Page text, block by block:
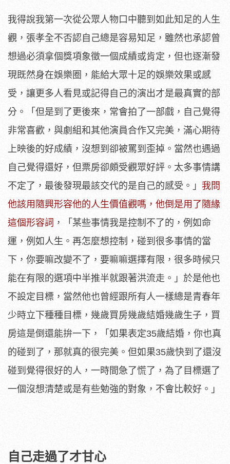
我得說我第一次從公眾人物口中聽到如此知足的人生
觀，張孝全不否認自己總是容易知足，雖然也承認曾
想過必須拿個獎項象徵一個成績或肯定，但也逐漸發
現既然身在娛樂圈，能給大眾十足的娛樂效果或感
受，讓更多人看見或記得自己的演出才是最真實的部
分。「但是到了更後來，常會拍了一部戲，自己覺得
非常喜歡，與劇組和其他演員合作又完美，滿心期待
上映後的好成績，沒想到卻被罵到歪掉。當然也遇過
自己覺得還好，但票房卻頗受觀眾好評。太多事情講
不定了，最後發現最該交代的是自己的感受。」 我問
他該用隨興形容他的人生價值觀嗎，他倒是用了隨緣
這個形容詞 ，「某些事情我是控制不了的，例如命
運，例如人生。再怎麼想控制，碰到很多事情的當
下，你要嘛改變不了，要嘛嘛選擇有限，很多時候只
能在有限的選項中半推半就跟著洪流走。」於是他也
不設定目標，當然他也曾經跟所有人一樣總是青春年
少時立下種種目標，幾歲買房幾歲結婚幾歲生子，買
房這是倒還能拚一下，「如果表定35歲結婚，你也真
的碰到了，那就真的很完美。但如果35歲快到了還沒
碰到覺得很好的人，一時間急了慌了，為了目標選了
一個沒想清楚或是有些勉強的對象，不會比較好。」
自己走過了才甘心